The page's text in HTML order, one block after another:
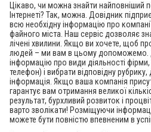
Цікаво, чи можна знайти найповніший
Інтернеті? Так, можна. Довідник
всю необхідну інформацію про
файного міста. Наш сервіс дозволяє
лічені хвилини. Якщо ви хочете, щоб
людей – ми вам в цьому допоможемо.
інформацію про види діяльності фірми,
телефон) і вибрати відповідну
інформація. Якщо ваша компанія
гарантує вам отримання великої
результат, бурхливий розвиток і
варто зволікати! Розміщуючи
можете бути повністю впевненим в